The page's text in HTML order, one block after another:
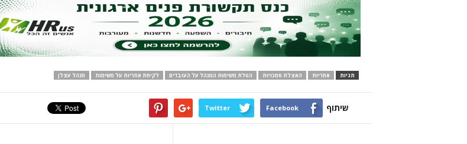
תגיות אחריות האצלת סמכויות הטלת משימות המנהל על העובדים לקיחת אחריות על משימות מנהל עצלן
שיתוף Facebook
Twitter